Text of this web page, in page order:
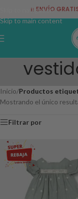
Skip to navigation
Skip to main content
¡¡ ENVÍO
Inicio/Productos
Mostrando el único
Filtrar por